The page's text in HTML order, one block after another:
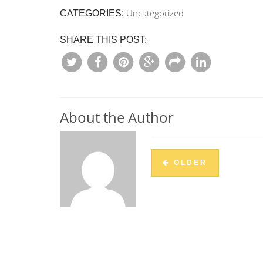
CATEGORIES: Uncategorized
SHARE THIS POST:
About the Author
OLDER